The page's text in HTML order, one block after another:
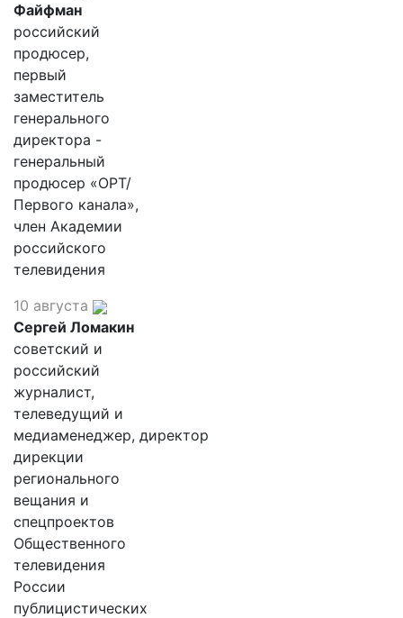
Файфман
российский
продюсер,
первый
заместитель
генерального
директора -
генеральный
продюсер «ОРТ/
Первого канала»,
член Академии
российского
телевидения
10 августа
Сергей Ломакин
советский и
российский
журналист,
телеведущий и
медиаменеджер, директор
дирекции
регионального
вещания и
спецпроектов
Общественного
телевидения
России
публицистических